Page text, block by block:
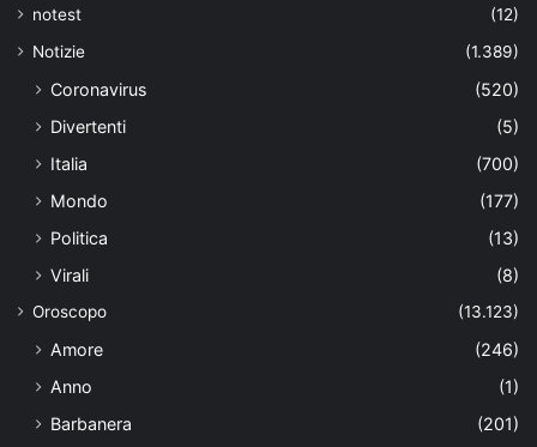
notest
(12)
Notizie
(1.389)
Coronavirus
(520)
Divertenti
(5)
Italia
(700)
Mondo
(177)
Politica
(13)
Virali
(8)
Oroscopo (13.123)
Amore
(246)
Anno
(1)
Barbanera
(201)